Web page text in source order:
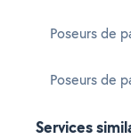
Poseurs de
Poseurs de
Services